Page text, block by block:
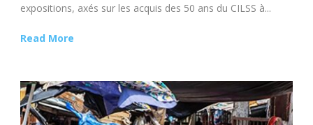
expositions, axés sur les acquis des 50 ans du CILSS à...
Read More